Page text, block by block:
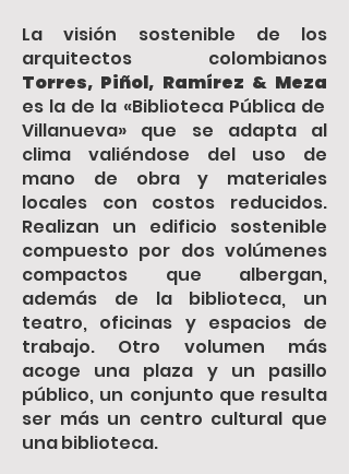
La visión sostenible de los
arquitectos colombianos
Torres, Piñol, Ramírez & Meza
es la de la «Biblioteca Pública de
Villanueva» que se adapta al
clima valiéndose del uso de
mano de obra y materiales
locales con costos reducidos.
Realizan un edificio sostenible
compuesto por dos volúmenes
compactos que albergan,
además de la biblioteca, un
teatro, oficinas y espacios de
trabajo. Otro volumen más
acoge una plaza y un pasillo
público, un conjunto que resulta
ser más un centro cultural que
una biblioteca.